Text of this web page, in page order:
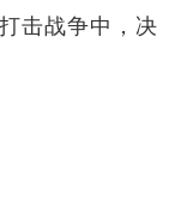
击战争中，决